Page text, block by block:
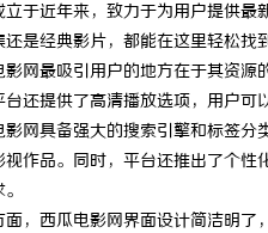
立于近年来，致力于为用户提供
是经典影片，都能在这里轻松找
影网最吸引用户的地方在于其资
台还提供了高清播放选项，用户可
影网具备强大的搜索引擎和标签
视作品。同时，平台还推出了个
面，西瓜电影网界面设计简洁明